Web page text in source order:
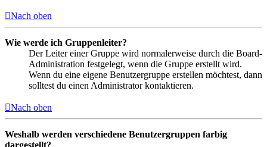
Nach oben
Wie werde ich Gruppenleiter?
Der Leiter einer Gruppe wird normalerweise durch die Board-
Administration festgelegt, wenn die Gruppe erstellt wird.
Wenn du eine eigene Benutzergruppe erstellen möchtest, dann
solltest du einen Administrator kontaktieren.
Nach oben
Weshalb werden verschiedene Benutzergruppen farbig